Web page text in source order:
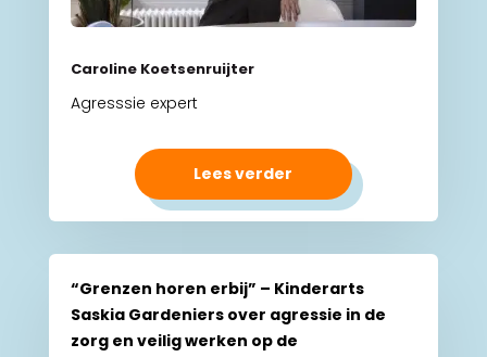
Caroline Koetsenruijter
Agresssie expert
Lees verder
“Grenzen horen erbij” – Kinderarts
Saskia Gardeniers over agressie in de
zorg en veilig werken op de